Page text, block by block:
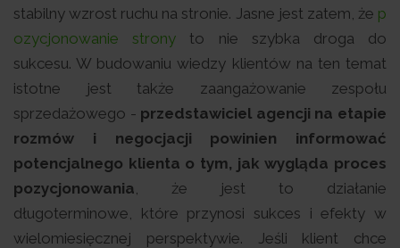
stabilny wzrost ruchu na stronie. Jasne jest zatem, że p
ozycjonowanie strony to nie szybka droga do
sukcesu. W budowaniu wiedzy klientów na ten temat
istotne jest także zaangażowanie zespołu
sprzedażowego - przedstawiciel agencji na etapie
rozmów i negocjacji powinien informować
potencjalnego klienta o tym, jak wygląda proces
pozycjonowania , że jest to działanie
długoterminowe, które przynosi sukces i efekty w
wielomiesięcznej perspektywie. Jeśli klient chce